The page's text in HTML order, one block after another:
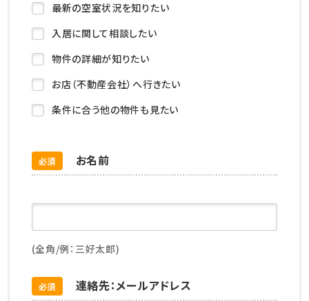
最新の空室状況を知りたい
入居に関して相談したい
物件の詳細が知りたい
お店（不動産会社）へ行きたい
条件に合う他の物件も見たい
お名前
必須
(全角/例：三好太郎)
連絡先：メールアドレス
必須